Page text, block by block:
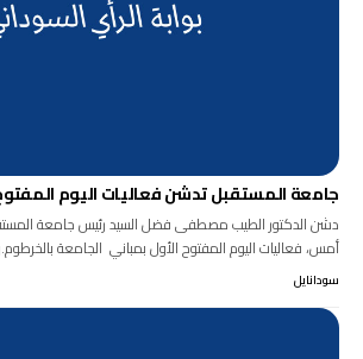
جامعة المستقبل تدشن فعاليات اليوم
دشن الدكتور الطيب مصطفى فضل السيد رئيس جامعة
أمس، فعاليات اليوم المفتوح الأول بمباني الجامعة
سودانايل